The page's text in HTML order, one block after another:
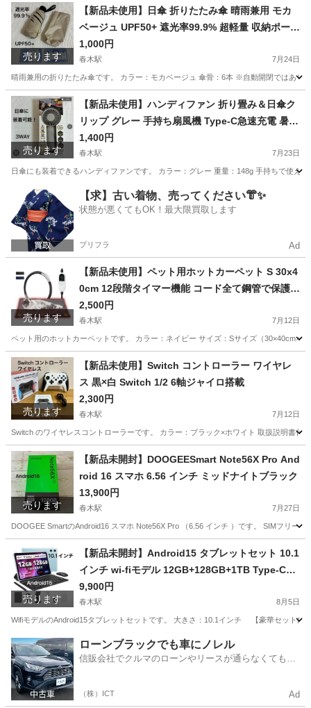
売ります
【新品未使用】日傘 折りたたみ傘 晴雨兼用 モカ
ベージュ UPF50+ 遮光率99.9% 超軽量 収納ポーチ
付き 男女兼用
1,000円
春木駅 7月24日
晴雨兼用の折りたたみ傘です。 カラー：モカベージュ 傘骨：6本 ※自動開閉ではあり
大阪 岸和田市 春木駅 生活雑貨
売ります
【新品未使用】ハンディファン 折り畳み＆日傘ク
リップ グレー 手持ち扇風機 Type-C急速充電 暑さ
対策 ネックストラップ付
1,400円
春木駅 7月23日
日傘にも装着できるハンディファンです。 カラー：グレー 重量：148g 手持ちで使え
大阪 岸和田市 春木駅 季節、空調家電 日傘
【求】古い着物、売ってください👘✨
状態が悪くてもOK！最大限買取します
プリフラ Ad
売ります
【新品未使用】ペット用ホットカーペット S 30x4
0cm 12段階タイマー機能 コード全て鋼管で保護
洗えるカバー付き
2,500円
春木駅 7月12日
ペット用のホットカーペットです。 カラー：ネイビー サイズ：Sサイズ（
大阪 岸和田市 春木駅 その他
売ります
【新品未使用】Switch コントローラー ワイヤレ
ス 黒×白 Switch 1/2 6軸ジャイロ搭載
2,300円
春木駅 7月12日
Switch のワイヤレスコントローラーです。 カラー：ブラック×ホワイト 取扱説明書付
大阪 岸和田市 春木駅 テレビゲーム
売ります
【新品未開封】DOOGEESmart Note56X Pro And
roid 16 スマホ 6.56 インチ ミッドナイトブラック
13,900円
春木駅 7月27日
DOOGEE SmartのAndroid16 スマホ Note56X Pro （6.56 インチ ）です。 SIMフリー
大阪 岸和田市 春木駅 携帯電話/スマホ Android
売ります
【新品未開封】Android15 タブレットセット 10.1
インチ wi-fiモデル 12GB+128GB+1TB Type-C充
電
9,900円
春木駅 8月5日
WifiモデルのAndroid15タブレットセットです。 大きさ：10.1インチ 【豪華セット内
大阪 岸和田市 春木駅 タブレットPC
ローンブラックでも車にノレル
信販会社でクルマのローンやリースが通らなくてもク
（株）ICT Ad